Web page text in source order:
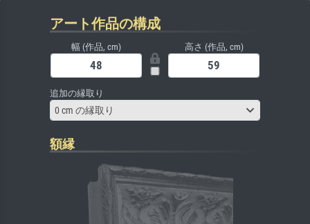
アート作品の構成
幅 (作品, cm) 高さ (作品, cm)
追加の縁取り
0 cm の縁取り
額縁